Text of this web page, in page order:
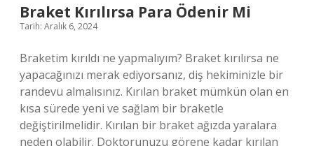
Braket Kırılırsa Para Ödenir Mi
Tarih: Aralık 6, 2024
Braketim kırıldı ne yapmalıyım? Braket kırılırsa ne
yapacağınızı merak ediyorsanız, diş hekiminizle bir
randevu almalısınız. Kırılan braket mümkün olan en
kısa sürede yeni ve sağlam bir braketle
değiştirilmelidir. Kırılan bir braket ağızda yaralara
neden olabilir. Doktorunuzu görene kadar kırılan